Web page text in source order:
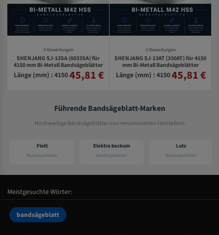
0 Bewertungen
SHENJANG SJ-13SA (6033SA) für
4150 mm Bi-Metall Bandsägeblätter
Länge (mm) : 415045,81 €
0 Bewertungen
SHENJANG SJ-13AT (330AT) für 4150
mm Bi-Metall Bandsägeblätter
Länge (mm) : 415045,81 €
Führende Bandsägeblatt-Marken
Hochwertige Bandsägeblätter von renommierten Herstellern
Flott
Bandsägeblätter
Elektra beckum
Bandsägeblätter
Lutz
Bandsägeblätter
Meistgesuchte Wörter:
bandsägeblatt